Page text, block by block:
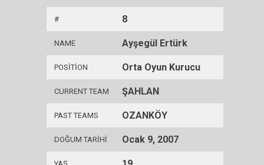
# 8
NAME Ayşegül Ertürk
POSITION Orta Oyun Kurucu
CURRENT TEAM ŞAHLAN
PAST TEAMS OZANKÖY
DOĞUM TARIHI Ocak 9, 2007